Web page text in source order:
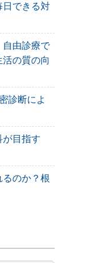
日できる対
自由診療で
の質の向
診断によ
が目指す
るのか？根